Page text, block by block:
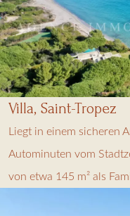
Villa, Saint-Tropez
Liegt in einem sicheren
Autominuten vom
von etwa 145 m² als